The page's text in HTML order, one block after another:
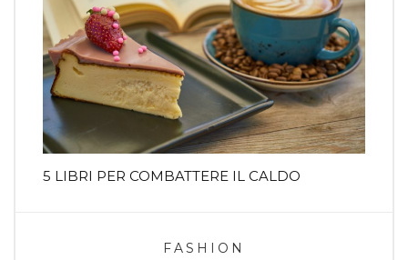
5 LIBRI PER COMBATTERE IL CALDO
FASHION